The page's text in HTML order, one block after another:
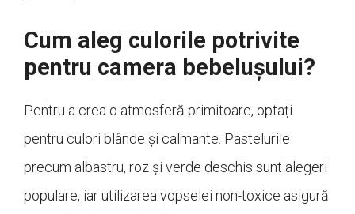
Cum aleg culorile potrivite
pentru camera bebelușului?
Pentru a crea o atmosferă primitoare, optați
pentru culori blânde și calmante. Pastelurile
precum albastru, roz și verde deschis sunt alegeri
populare, iar utilizarea vopselei non-toxice asigură